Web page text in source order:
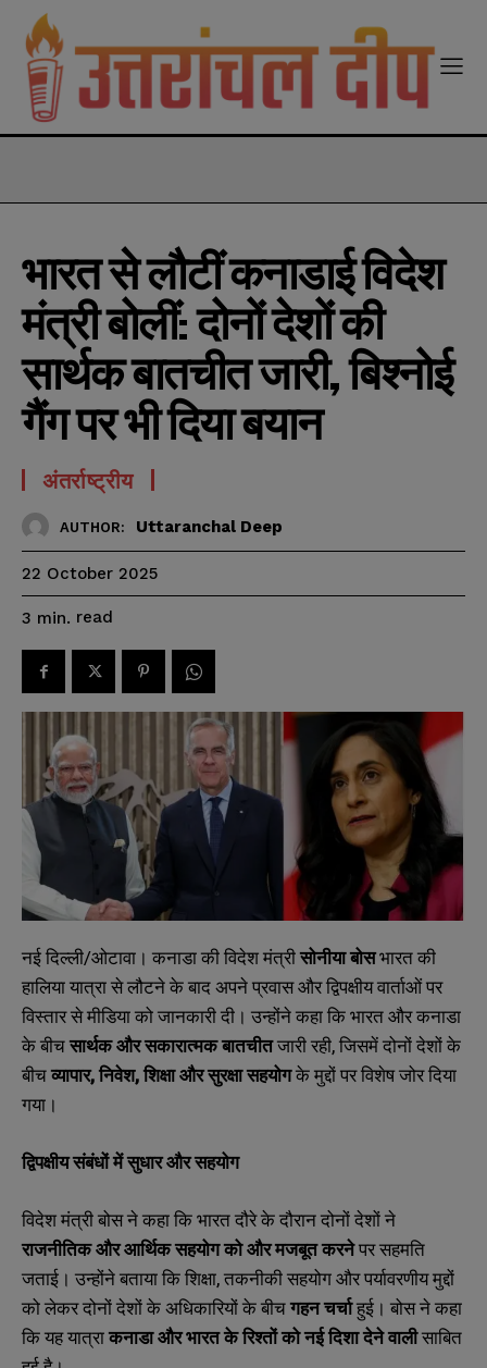
भारत से लौटीं कनाडाई विदेश
मंत्री बोलीं: दोनों देशों की
सार्थक बातचीत जारी, बिश्नोई
गैंग पर भी दिया बयान
अंतर्राष्ट्रीय
AUTHOR: Uttaranchal Deep
22 October 2025
3 min. read
नई दिल्ली/ओटावा। कनाडा की विदेश मंत्रीसोनीया बोसभारत की
हालिया यात्रा से लौटने के बाद अपने प्रवास और द्विपक्षीय वार्ताओं पर
विस्तार से मीडिया को जानकारी दी। उन्होंने कहा कि भारत और कनाडा
के बीचसार्थक और सकारात्मक बातचीतजारी रही, जिसमें दोनों देशों के
बीचव्यापार, निवेश, शिक्षा और सुरक्षा सहयोगके मुद्दों पर विशेष जोर दिया
गया।
द्विपक्षीय संबंधों में सुधार और सहयोग
विदेश मंत्री बोस ने कहा कि भारत दौरे के दौरान दोनों देशों ने
राजनीतिक और आर्थिक सहयोग को और मजबूत करनेपर सहमति
जताई। उन्होंने बताया कि शिक्षा, तकनीकी सहयोग और पर्यावरणीय मुद्दों
को लेकर दोनों देशों के अधिकारियों के बीचगहन चर्चाहुई। बोस ने कहा
कि यह यात्राकनाडा और भारत के रिश्तों को नई दिशा देने वालीसाबित